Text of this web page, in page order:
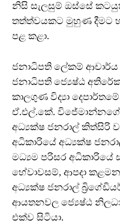
නිසි සැලසුම් ඔස්සේ
තත්ත්වයකට මුහුණ දීමට
පළ කළා.
ජනාධිපති ලේකම්
ජනාධිපති ජ්‍යෙෂ්ඨ
කාලගුණ විද්‍යා
ඒ.එල්.කේ.
අධ්‍යක්ෂ ජනරාල් කිත්සිරි
අධිකාරියේ අධ්‍යක්ෂ
මධ්‍යම පරිසර අධිකාරියේ
හේවාවසම්, ආපදා
අධ්‍යක්ෂ ජනරාල්
ආයතනවල ජ්‍යෙෂ්ඨ
එක්ව සිටියා.